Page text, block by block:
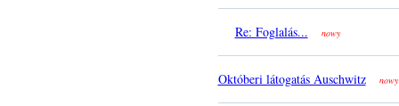
Re: Foglalás... nowy
Októberi látogatás Auschwitz nowy